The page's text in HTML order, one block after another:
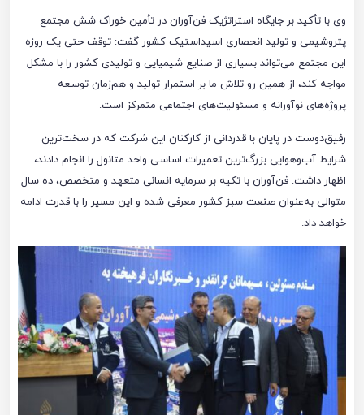
وی با تأکید بر جایگاه استراتژیک فن‌آوران در تأمین خوراک شش مجتمع
پتروشیمی و تولید انحصاری اسیداستیک کشور گفت: توقف حتی یک روزه
این مجتمع می‌تواند بسیاری از صنایع شیمیایی و تولیدی کشور را با مشکل
مواجه کند، از همین رو تلاش ما بر استمرار تولید و هم‌زمان توسعه
پروژه‌های نوآورانه و مسئولیت‌های اجتماعی متمرکز است.
رفیق‌دوست در پایان با قدردانی از کارکنان این شرکت که در سخت‌ترین
شرایط آب‌وهوایی بزرگ‌ترین تعمیرات اساسی واحد متانول را انجام دادند،
اظهار داشت: فن‌آوران با تکیه بر سرمایه انسانی متعهد و متخصص، ده سال
متوالی به‌عنوان صنعت سبز کشور معرفی شده و این مسیر را با قدرت ادامه
خواهد داد.